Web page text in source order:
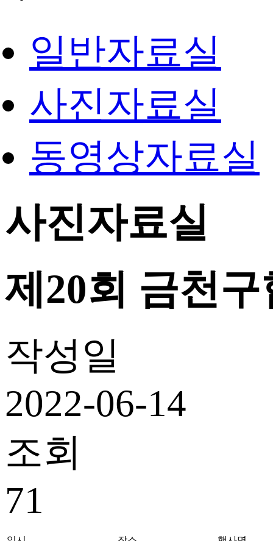
일반자료실
사진자료실
동영상자료실
사진자료실
제20회 금천
작성일
2022-06-14
조회
71